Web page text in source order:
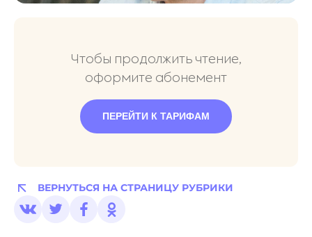
Чтобы продолжить чтение,
оформите абонемент
ПЕРЕЙТИ К ТАРИФАМ
ВЕРНУТЬСЯ НА СТРАНИЦУ РУБРИКИ